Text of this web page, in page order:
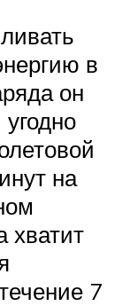
в
он
на
хватит
7